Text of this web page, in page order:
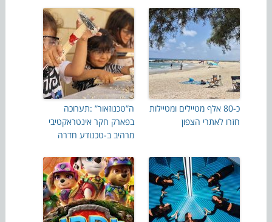
כ-80 אלף מטיילים ומטיילות
חזרו לאתרי הצפון
ה”טכנוזאור” :תערוכה
בפארק חקר אינטראקטיבי
מרהיב ב-טכנודע חדרה